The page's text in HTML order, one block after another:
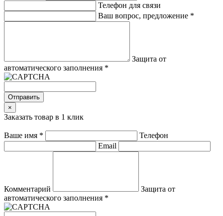
Телефон для связи
Ваш вопрос, предложение *
Защита от
автоматического заполнения *
Отправить
×
Заказать товар в 1 клик
Ваше имя *
Телефон
Email
Комментарий
Защита от
автоматического заполнения *